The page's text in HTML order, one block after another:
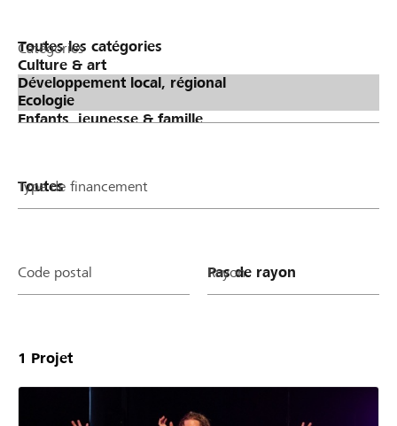
Catégories
Type de financement
Code postal Rayon
1 Projet